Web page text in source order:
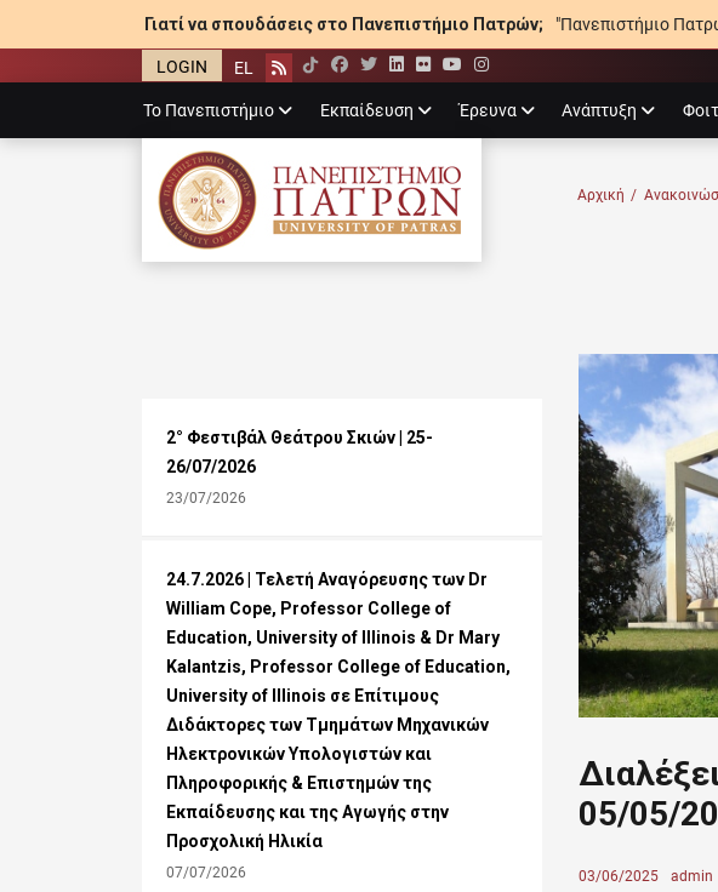
Γιατί να σπουδάσεις στο Πανεπιστήμιο Πατρών; "Πανεπιστήμιο
LOGIN EL Rss Facebook
Twitter
LinkedIn
Flickr
YouTube
Instagram
menu
Το Πανεπιστήμιο Εκπαίδευση Έρευνα Ανάπτυξη
ΠΑΝΕΠΙΣΤΉΜΙΟΑρχική /
05/05/
Posted
03/06/2025 Author
admin
2° Φεστιβάλ Θεάτρου Σκιών | 25-
26/07/2026
23/07/2026
24.7.2026 | Τελετή Αναγόρευσης των Dr
William Cope, Professor College of
Education, University of Illinois & Dr Mary
Kalantzis, Professor College of Education,
University of Illinois σε Επίτιμους
Διδάκτορες των Τμημάτων Μηχανικών
Ηλεκτρονικών Υπολογιστών και
Πληροφορικής & Επιστημών της
Εκπαίδευσης και της Αγωγής στην
Προσχολική Ηλικία
07/07/2026